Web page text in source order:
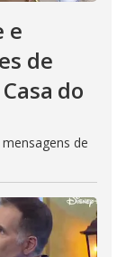
e
de
do
de